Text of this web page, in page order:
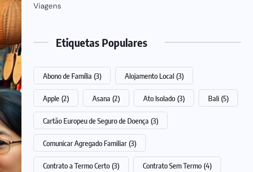
Viagens
Etiquetas Populares
Abono de Família (3) Alojamento Local (3)
Apple (2) Asana (2) Ato Isolado (3) Bali (5)
Cartão Europeu de Seguro de Doença (3)
Comunicar Agregado Familiar (3)
Contrato a Termo Certo (3) Contrato Sem Termo (4)